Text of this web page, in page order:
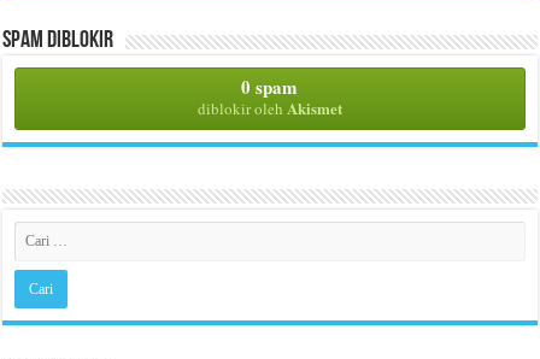
Spam Diblokir
0 spam
diblokir oleh Akismet